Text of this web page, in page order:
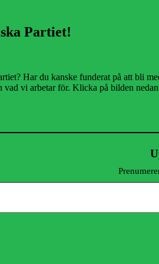
Partiet!
Har du kanske funderat på att bli
vad vi arbetar för. Klicka på bilden